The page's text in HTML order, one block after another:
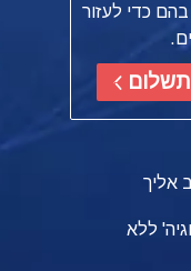
כדי לעזור
ללא